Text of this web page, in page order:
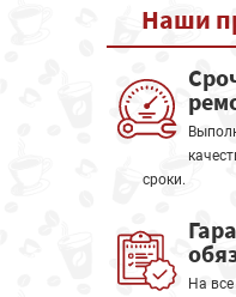
Наши
сроки.
На